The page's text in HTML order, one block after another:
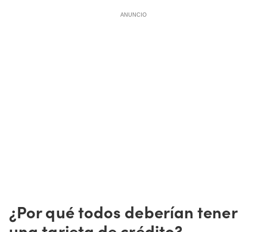
ANUNCIO
¿Por qué todos deberían tener